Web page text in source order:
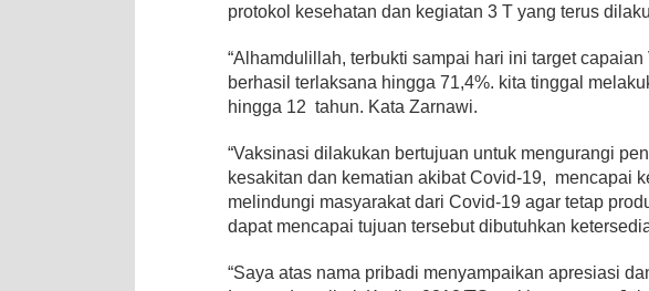
protokol kesehatan dan kegiatan 3 T yang terus
“Alhamdulillah, terbukti sampai hari ini target
berhasil terlaksana hingga 71,4%. kita tinggal
hingga 12 tahun. Kata Zarnawi.
“Vaksinasi dilakukan bertujuan untuk mengurangi
kesakitan dan kematian akibat Covid-19, mencapai
melindungi masyarakat dari Covid-19 agar tetap
dapat mencapai tujuan tersebut dibutuhkan
“Saya atas nama pribadi menyampaikan apresiasi